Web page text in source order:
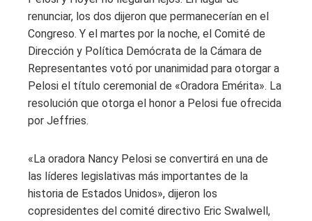
renunciar, los dos dijeron que permanecerían en el
Congreso. Y el martes por la noche, el Comité de
Dirección y Política Demócrata de la Cámara de
Representantes votó por unanimidad para otorgar a
Pelosi el título ceremonial de «Oradora Emérita». La
resolución que otorga el honor a Pelosi fue ofrecida
por Jeffries.
«La oradora Nancy Pelosi se convertirá en una de
las líderes legislativas más importantes de la
historia de Estados Unidos», dijeron los
copresidentes del comité directivo Eric Swalwell,